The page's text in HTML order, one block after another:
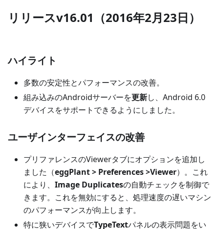
リリースv16.01（2016年2月23日）
ハイライト
多数の安定性とパフォーマンスの改善。
組み込みのAndroidサーバーを更新し、Android 6.0
デバイスをサポートできるようにしました。
ユーザインターフェイスの改善
プリファレンスのViewerタブにオプションを追加し
ました（eggPlant > Preferences >Viewer）。これ
により、 Image Duplicatesの自動チェックを制御で
きます。これを無効にすると、処理速度の遅いマシン
のパフォーマンスが向上します。
特に狭いデバイスでTypeTextパネルの表示問題をい